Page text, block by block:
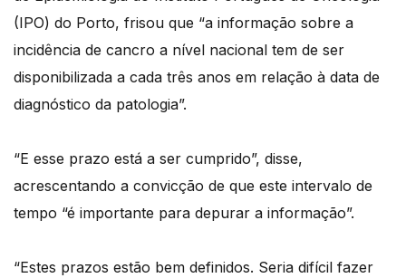
(IPO) do Porto, frisou que “a informação sobre a
incidência de cancro a nível nacional tem de ser
disponibilizada a cada três anos em relação à data de
diagnóstico da patologia”.
“E esse prazo está a ser cumprido”, disse,
acrescentando a convicção de que este intervalo de
tempo “é importante para depurar a informação”.
“Estes prazos estão bem definidos. Seria difícil fazer